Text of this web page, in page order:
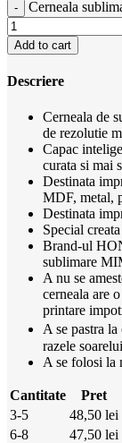
Cerneala
Add to cart
Descriere
Cerneala de
de rezolutie
Capac
curata si mai
Destinata
MDF, metal,
Destinata
Special
Brand-ul
sublimare
A nu se
cerneala are
printare
A se pastra
razele
A se folosi la
Cantitate Pret
3-5
48,50 lei
6-8
47,50 lei